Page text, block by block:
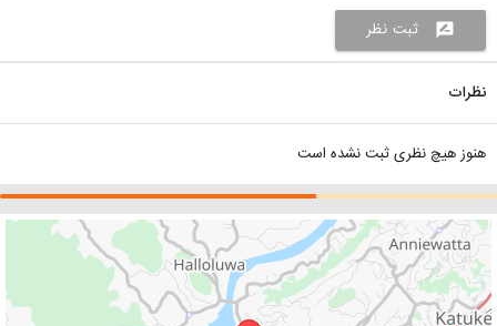
rate_review ثبت نظر
نظرات
هنوز هیچ نظری ثبت نشده است